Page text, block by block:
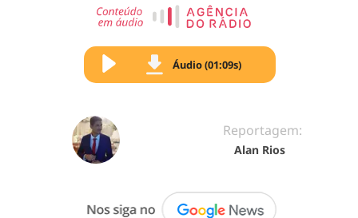
Áudio (01:09s)
Reportagem:
Alan Rios